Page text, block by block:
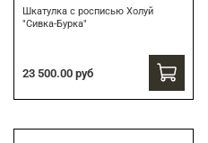
Шкатулка с росписью Холуй
"Сивка-Бурка"
23 500.00 руб